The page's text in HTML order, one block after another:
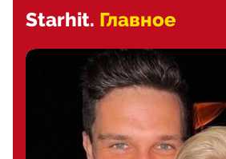
Starhit. Главное